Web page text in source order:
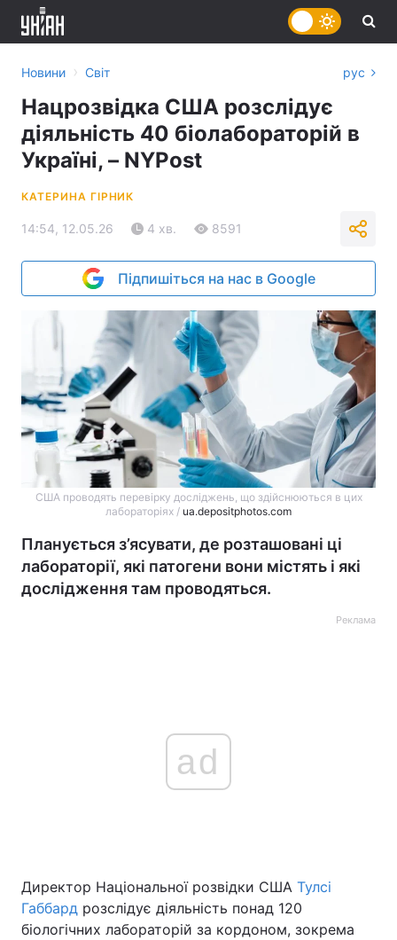
Україна Політика
Новини › Світ рус
Нацрозвідка США розслідує
діяльність 40 біолабораторій в
Україні, – NYPost
КАТЕРИНА ГІРНИК
14:54, 12.05.26 4 хв. 8591
Підпишіться на нас в Google
США проводять перевірку досліджень, що здійснюються в цих
лабораторіях / ua.depositphotos.com
Планується з’ясувати, де розташовані ці
лабораторії, які патогени вони містять і які
дослідження там проводяться.
Реклама
ad
Директор Національної розвідки США Тулсі
Габбард розслідує діяльність понад 120
біологічних лабораторій за кордоном, зокрема